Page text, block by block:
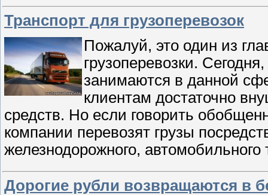
Транспорт для грузоперевозок
Пожалуй, это один из
грузоперевозки.
занимаются в данной
клиентам достаточно
средств. Но если говорить
компании перевозят грузы
железнодорожного, автомобильного
Дорогие рубли возвращаются в